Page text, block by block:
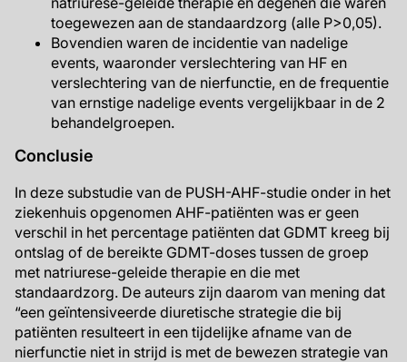
toegewezen aan de standaardzorg (alle P>0,05).
Bovendien waren de incidentie van nadelige
events, waaronder verslechtering van HF en
verslechtering van de nierfunctie, en de frequentie
van ernstige nadelige events vergelijkbaar in de 2
behandelgroepen.
Conclusie
In deze substudie van de PUSH-AHF-studie onder in het
ziekenhuis opgenomen AHF-patiënten was er geen
verschil in het percentage patiënten dat GDMT kreeg bij
ontslag of de bereikte GDMT-doses tussen de groep
met natriurese-geleide therapie en die met
standaardzorg. De auteurs zijn daarom van mening dat
“een geïntensiveerde diuretische strategie die bij
patiënten resulteert in een tijdelijke afname van de
nierfunctie niet in strijd is met de bewezen strategie van